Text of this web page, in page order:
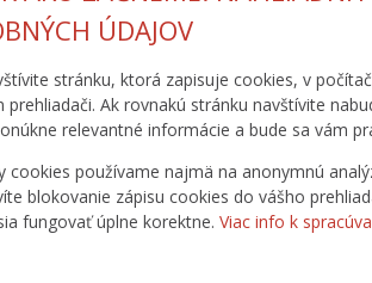
ÚDAJOV
stránku, ktorá zapisuje cookies, v
prehliadači. Ak rovnakú stránku navštívite
relevantné informácie a bude sa vám
cookies používame najmä na anonymnú
blokovanie zápisu cookies do vášho
fungovať úplne korektne. Viac info k